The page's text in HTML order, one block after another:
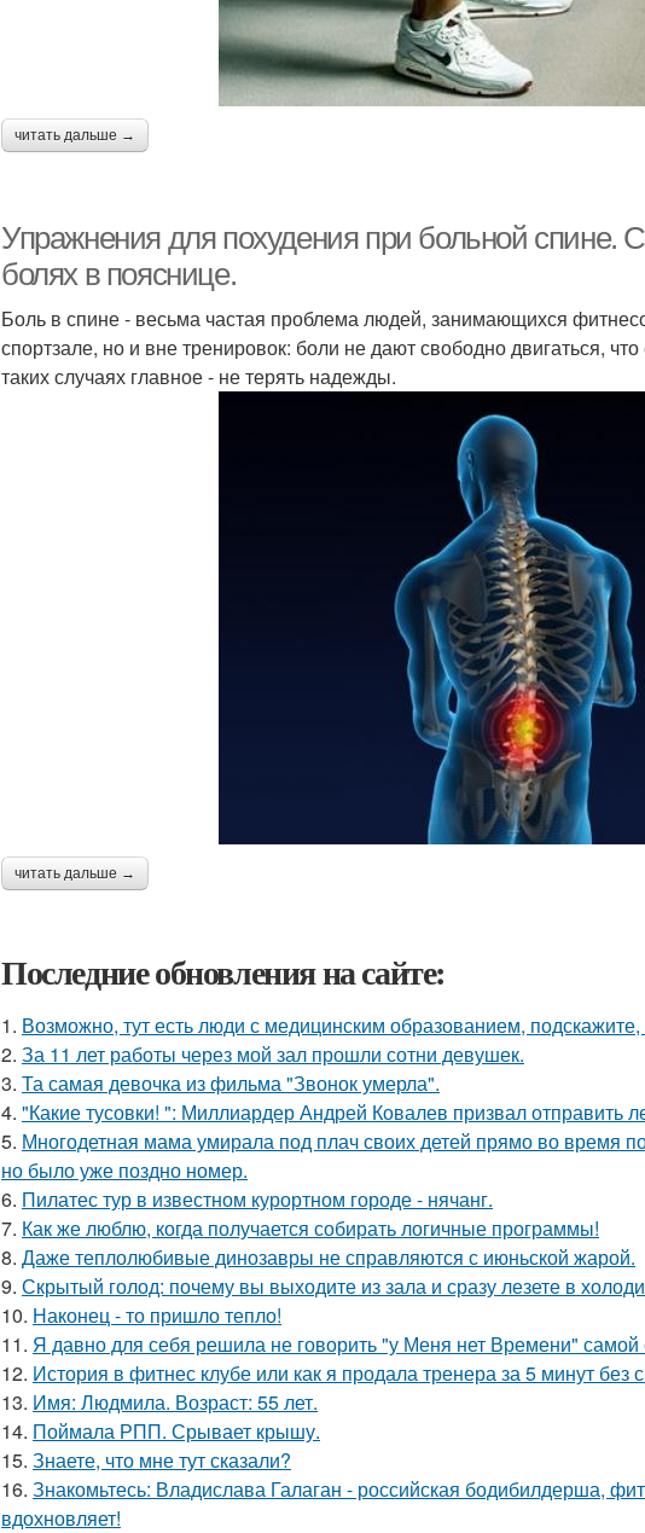
читать дальше →
Упражнения для похудения при больной спине.
болях в пояснице.
Боль в спине - весьма частая проблема людей, занимающихся
спортзале, но и вне тренировок: боли не дают свободно двигаться,
таких случаях главное - не терять надежды.
читать дальше →
Последние обновления на сайте:
1. Возможно, тут есть люди с медицинским образованием, подскажите,
2. За 11 лет работы через мой зал прошли сотни девушек.
3. Та самая девочка из фильма "Звонок умерла".
4. "Какие тусовки! ": Миллиардер Андрей Ковалев призвал отправить
5. Многодетная мама умирала под плач своих детей прямо во время
но было уже поздно номер.
6. Пилатес тур в известном курортном городе - нячанг.
7. Как же люблю, когда получается собирать логичные программы!
8. Даже теплолюбивые динозавры не справляются с июньской жарой.
9. Скрытый голод: почему вы выходите из зала и сразу лезете в
10. Наконец - то пришло тепло!
11. Я давно для себя решила не говорить "у Меня нет Времени" самой
12. История в фитнес клубе или как я продала тренера за 5 минут без
13. Имя: Людмила. Возраст: 55 лет.
14. Поймала РПП. Срывает крышу.
15. Знаете, что мне тут сказали?
16. Знакомьтесь: Владислава Галаган - российская бодибилдерша,
вдохновляет!